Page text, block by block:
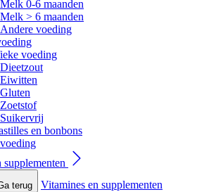
Melk 0-6 maanden
Melk > 6 maanden
Andere voeding
voeding
Dieetzout
Eiwitten
Gluten
Zoetstof
Suikervrij
en bonbons
terug
Vitamines en supplementen